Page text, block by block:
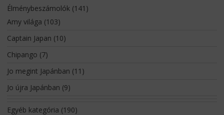
Élménybeszámolók(141)
Amy világa (103)
Captain Japan (10)
Chipango (7)
Jo megint Japánban (11)
Jo újra Japánban (9)
Egyéb kategória (190)